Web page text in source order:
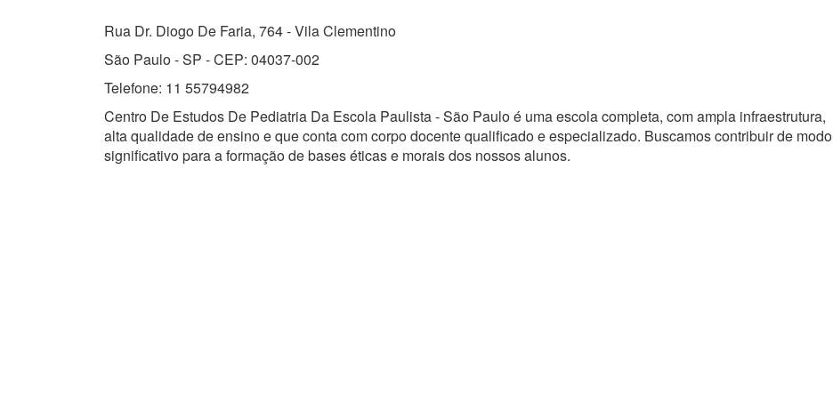
Rua Dr. Diogo De Faria, 764-Vila Clementino
São Paulo - SP - CEP: 04037-002
Telefone: 11 55794982
Centro De Estudos De Pediatria Da Escola Paulista - São Paulo é uma escola completa, com ampla infraestrutura,
alta qualidade de ensino e que conta com corpo docente qualificado e especializado. Buscamos contribuir de modo
significativo para a formação de bases éticas e morais dos nossos alunos.